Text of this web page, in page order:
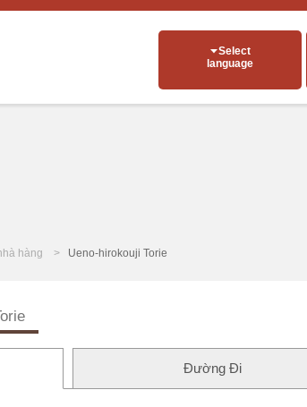
Select
language
hàng Ueno-hirokouji Torie
Đường Đi